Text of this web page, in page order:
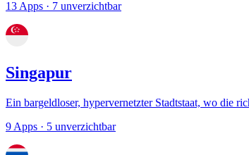
13 Apps · 7 unverzichtbar
Singapur
Ein bargeldloser, hypervernetzter Stadtstaat, wo die
9 Apps · 5 unverzichtbar